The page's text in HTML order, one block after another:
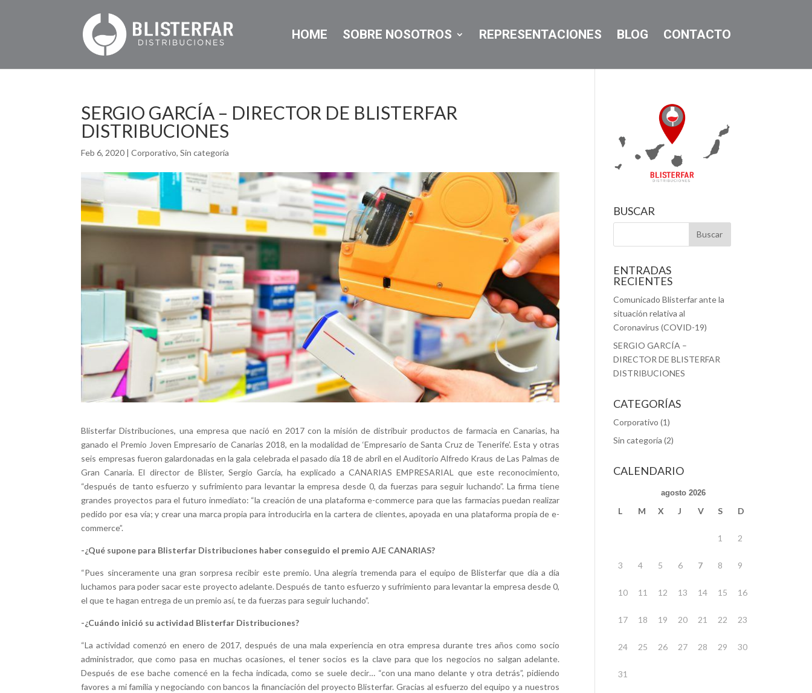
HOME SOBRE NOSOTROS REPRESENTACIONES BLOG CONTACTO
SERGIO GARCÍA – DIRECTOR DE BLISTERFAR
DISTRIBUCIONES
Feb 6, 2020 |Corporativo,Sin categoría
Blisterfar Distribuciones, una empresa que nació en 2017 con la misión de distribuir productos de farmacia en Canarias, ha
ganado el Premio Joven Empresario de Canarias 2018, en la modalidad de ‘Empresario de Santa Cruz de Tenerife’. Esta y otras
seis empresas fueron galardonadas en la gala celebrada el pasado día 18 de abril en el Auditorio Alfredo Kraus de Las Palmas de
Gran Canaria. El director de Blister, Sergio García, ha explicado a CANARIAS EMPRESARIAL que este reconocimiento,
“después de tanto esfuerzo y sufrimiento para levantar la empresa desde 0, da fuerzas para seguir luchando”. La firma tiene
grandes proyectos para el futuro inmediato: “la creación de una plataforma e-commerce para que las farmacias puedan realizar
pedido por esa vía; y crear una marca propia para introducirla en la cartera de clientes, apoyada en una plataforma propia de e-
commerce”.
-¿Qué supone para Blisterfar Distribuciones haber conseguido el premio AJE CANARIAS?
“Pues sinceramente una gran sorpresa recibir este premio. Una alegría tremenda para el equipo de Blisterfar que día a día
luchamos para poder sacar este proyecto adelante. Después de tanto esfuerzo y sufrimiento para levantar la empresa desde 0,
el que te hagan entrega de un premio así, te da fuerzas para seguir luchando”.
-¿Cuándo inició su actividad Blisterfar Distribuciones?
“La actividad comenzó en enero de 2017, después de una mala experiencia en otra empresa durante tres años como socio
administrador, que como pasa en muchas ocasiones, el tener socios es la clave para que los negocios no salgan adelante.
Después de ese bache comencé en la fecha indicada, como se suele decir… “con una mano delante y otra detrás”, pidiendo
favores a mi familia y negociando con bancos la financiación del proyecto Blisterfar. Gracias al esfuerzo del equipo y a nuestros
BUSCAR
ENTRADAS
RECIENTES
Comunicado Blisterfar ante la
situación relativa al
Coronavirus (COVID-19)
SERGIO GARCÍA –
DIRECTOR DE BLISTERFAR
DISTRIBUCIONES
CATEGORÍAS
Corporativo (1)
Sin categoría (2)
CALENDARIO
agosto 2026
L M X J V S D
1 2
3 4 5 6 7 8 9
10 11 12 13 14 15 16
17 18 19 20 21 22 23
24 25 26 27 28 29 30
31